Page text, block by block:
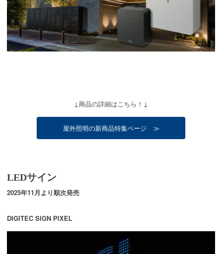
↓商品の詳細はこちら！↓
屋外照明の新商品特集ページ ≫
LEDサイン
2025年11月より順次発売
DIGITEC SIGN PIXEL